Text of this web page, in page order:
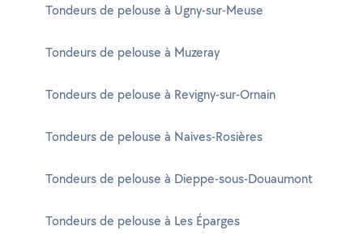
Tondeurs de pelouse à Ugny-sur-Meuse
Tondeurs de pelouse à Muzeray
Tondeurs de pelouse à Revigny-sur-Ornain
Tondeurs de pelouse à Naives-Rosières
Tondeurs de pelouse à Dieppe-sous-Douaumont
Tondeurs de pelouse à Les Éparges